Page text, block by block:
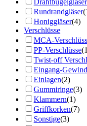
Drahtbügelgläser
Rundrandgläser
Honiggläser(4)
Verschlüsse
MCA-
PP-Verschlüsse
Twist-off
Eingang-
Einlagen(2)
Gummiringe(3)
Klammern(1)
Griffkorken(7)
Sonstige(3)